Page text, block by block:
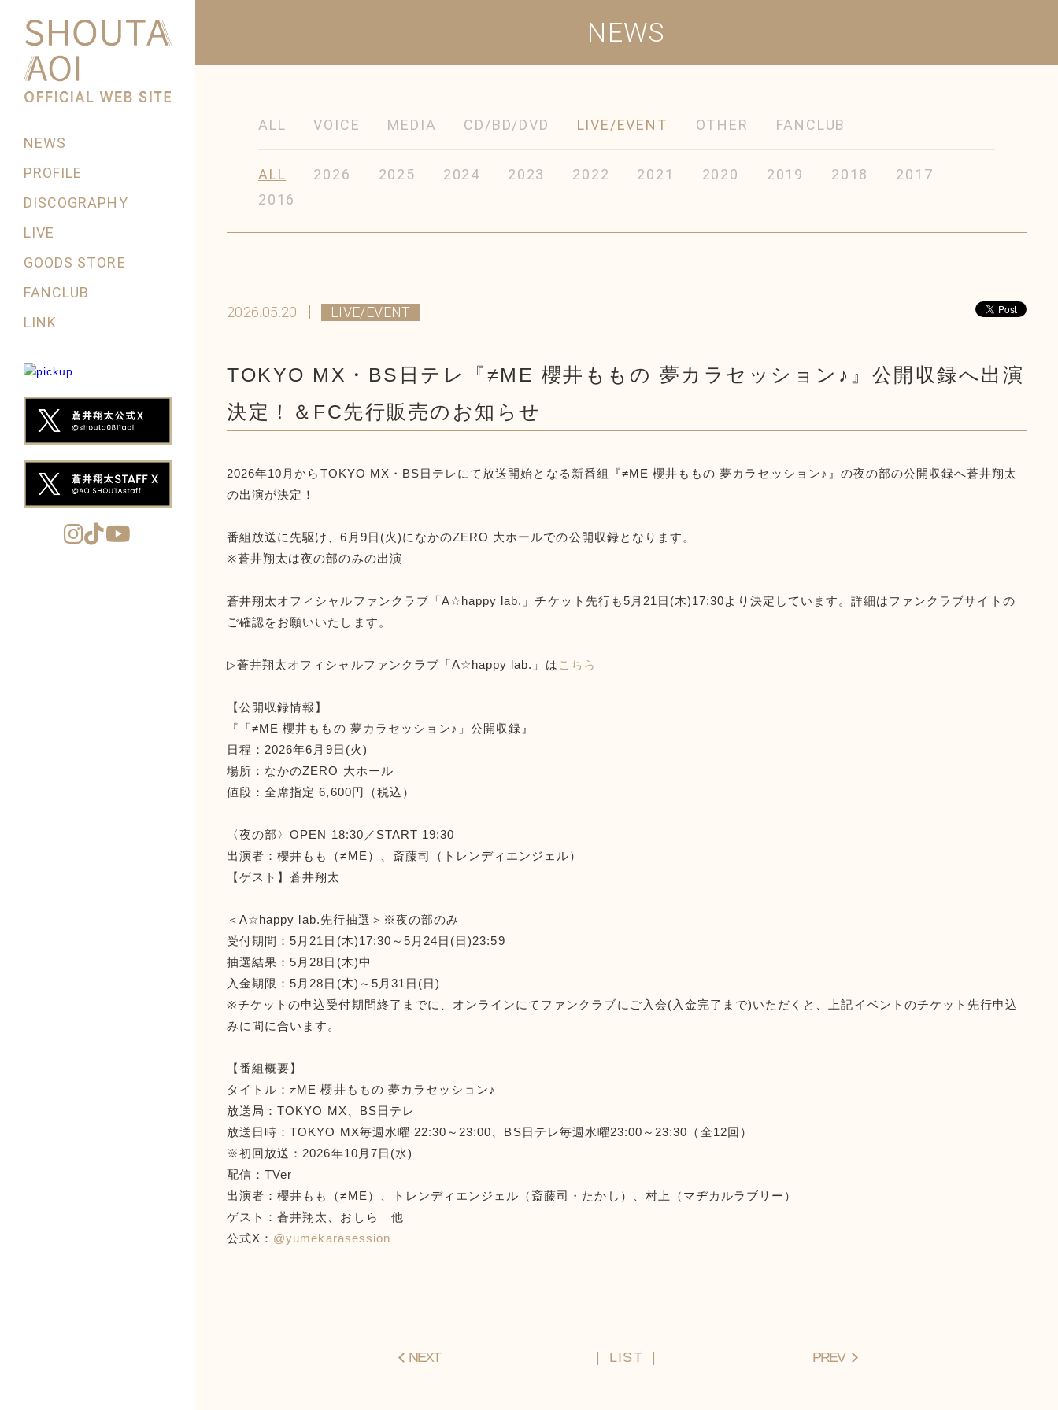
NEWS
PROFILE
DISCOGRAPHY
LIVE
GOODS STORE
FANCLUB
LINK
NEWS
ALL VOICE MEDIA CD/BD/DVD LIVE/EVENT OTHER FANCLUB
ALL 2026 2025 2024 2023 2022 2021 2020 2019 2018
2017
2016
2026.05.20 LIVE/EVENT
TOKYO MX・BS日テレ『≠ME 櫻井ももの 夢カラセッション♪』公開収録へ出演
決定！＆FC先行販売のお知らせ
2026年10月からTOKYO MX・BS日テレにて放送開始となる新番組『≠ME 櫻井ももの 夢カラセッション♪』の夜の部の公開収録へ蒼井翔太
の出演が決定！
番組放送に先駆け、6月9日(火)になかのZERO 大ホールでの公開収録となります。
※蒼井翔太は夜の部のみの出演
蒼井翔太オフィシャルファンクラブ「A☆happy lab.」チケット先行も5月21日(木)17:30より決定しています。詳細はファンクラブサイトの
ご確認をお願いいたします。
▷蒼井翔太オフィシャルファンクラブ「A☆happy lab.」は こちら
【公開収録情報】
『「≠ME 櫻井ももの 夢カラセッション♪」公開収録』
日程：2026年6月9日(火)
場所：なかのZERO 大ホール
値段：全席指定 6,600円（税込）
〈夜の部〉OPEN 18:30／START 19:30
出演者：櫻井もも（≠ME）、斎藤司（トレンディエンジェル）
【ゲスト】蒼井翔太
＜A☆happy lab.先行抽選＞※夜の部のみ
受付期間：5月21日(木)17:30～5月24日(日)23:59
抽選結果：5月28日(木)中
入金期限：5月28日(木)～5月31日(日)
※チケットの申込受付期間終了までに、オンラインにてファンクラブにご入会(入金完了まで)いただくと、上記イベントのチケット先行申込
みに間に合います。
【番組概要】
タイトル：≠ME 櫻井ももの 夢カラセッション♪
放送局：TOKYO MX、BS日テレ
放送日時：TOKYO MX毎週水曜 22:30～23:00、BS日テレ毎週水曜23:00～23:30（全12回）
※初回放送：2026年10月7日(水)
配信：TVer
出演者：櫻井もも（≠ME）、トレンディエンジェル（斎藤司・たかし）、村上（マヂカルラブリー）
ゲスト：蒼井翔太、おしら 他
公式X： @yumekarasession
NEXT LIST PREV